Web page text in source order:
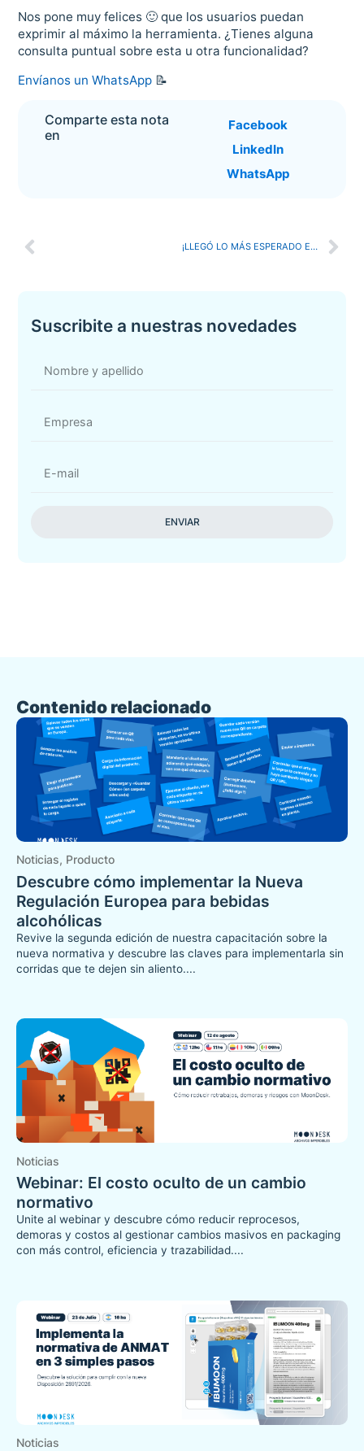
Nos pone muy felices 🙂 que los usuarios puedan
exprimir al máximo la herramienta. ¿Tienes alguna
consulta puntual sobre esta u otra funcionalidad?
Envíanos un WhatsApp 📝
Comparte esta nota
en
Facebook
LinkedIn
WhatsApp
¡LLEGÓ LO MÁS ESPERADO EN LA REVISIÓN! 😎
Suscribite a nuestras novedades
ENVIAR
Contenido relacionado
Noticias, Producto
Descubre cómo implementar la Nueva
Regulación Europea para bebidas
alcohólicas
Revive la segunda edición de nuestra capacitación sobre la
nueva normativa y descubre las claves para implementarla sin
corridas que te dejen sin aliento....
Noticias
Webinar: El costo oculto de un cambio
normativo
Unite al webinar y descubre cómo reducir reprocesos,
demoras y costos al gestionar cambios masivos en packaging
con más control, eficiencia y trazabilidad....
Noticias